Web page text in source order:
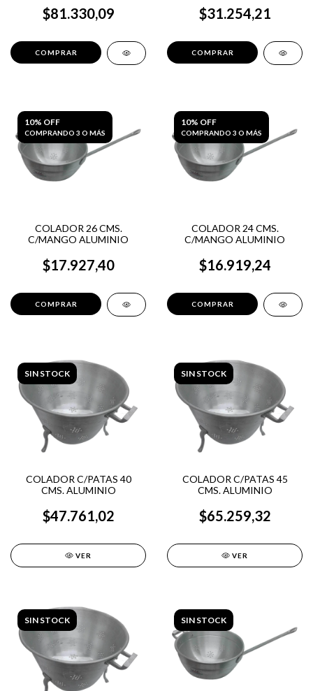
$81.330,09 $31.254,21
10% OFF
COMPRANDO 3 O MÁS
COLADOR 26 CMS.
C/MANGO ALUMINIO
$17.927,40
10% OFF
COMPRANDO 3 O MÁS
COLADOR 24 CMS.
C/MANGO ALUMINIO
$16.919,24
SIN STOCK
COLADOR C/PATAS 40
CMS. ALUMINIO
$47.761,02
VER
SIN STOCK
COLADOR C/PATAS 45
CMS. ALUMINIO
$65.259,32
VER
SIN STOCK SIN STOCK